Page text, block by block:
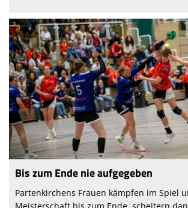
Bis zum Ende nie aufgegeben
Partenkirchens Frauen kämpfen im Spiel